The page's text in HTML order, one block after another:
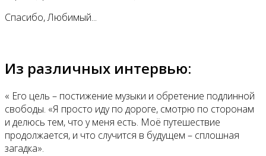
Спасибо, Любимый...
Из различных интервью:
« Его цель – постижение музыки и обретение подлинной
свободы. «Я просто иду по дороге, смотрю по сторонам
и делюсь тем, что у меня есть. Моё путешествие
продолжается, и что случится в будущем – сплошная
загадка».